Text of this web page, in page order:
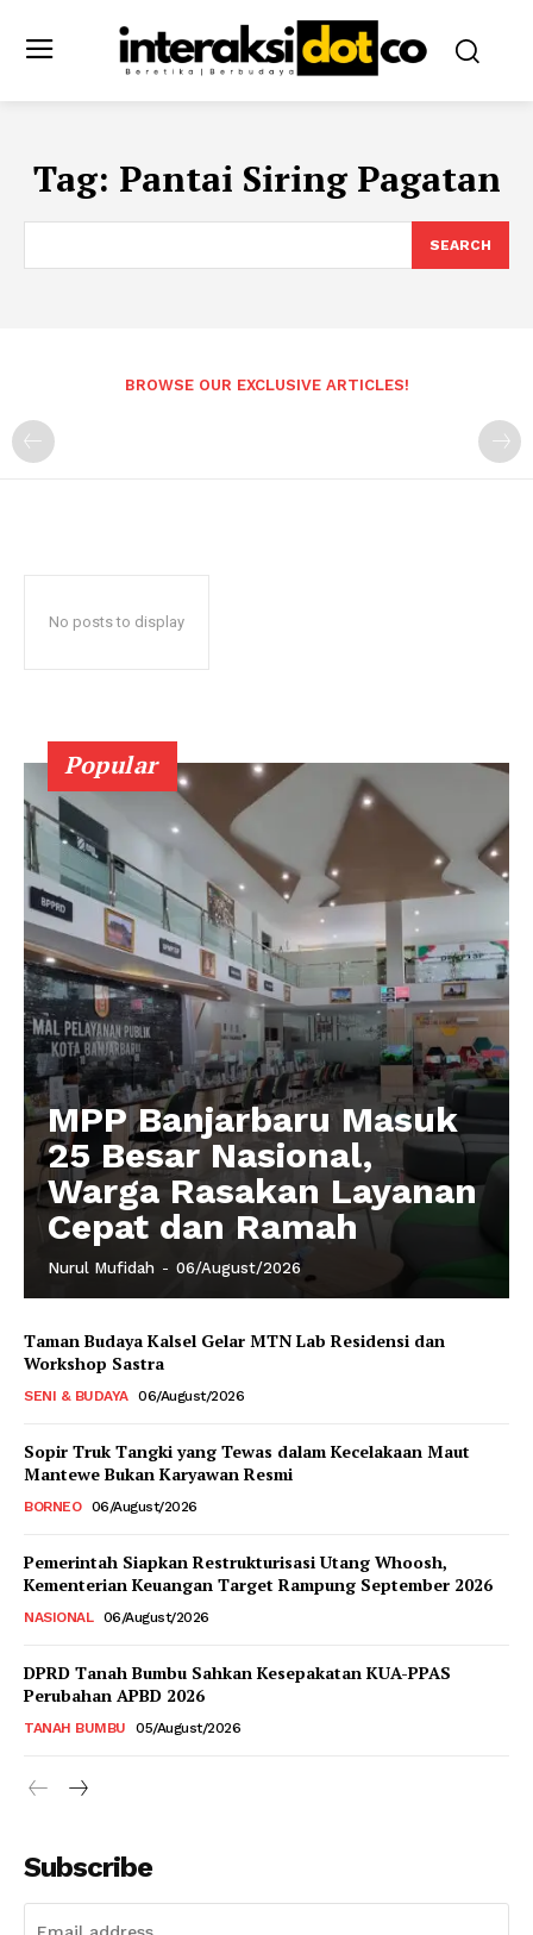
Tag: Pantai Siring Pagatan
SEARCH
BROWSE OUR EXCLUSIVE ARTICLES!
No posts to display
Popular
MPP Banjarbaru Masuk
25 Besar Nasional,
Warga Rasakan Layanan
Cepat dan Ramah
Nurul Mufidah - 06/August/2026
Taman Budaya Kalsel Gelar MTN Lab Residensi dan
Workshop Sastra
SENI & BUDAYA 06/August/2026
Sopir Truk Tangki yang Tewas dalam Kecelakaan Maut
Mantewe Bukan Karyawan Resmi
BORNEO 06/August/2026
Pemerintah Siapkan Restrukturisasi Utang Whoosh,
Kementerian Keuangan Target Rampung September 2026
NASIONAL 06/August/2026
DPRD Tanah Bumbu Sahkan Kesepakatan KUA-PPAS
Perubahan APBD 2026
TANAH BUMBU 05/August/2026
Subscribe